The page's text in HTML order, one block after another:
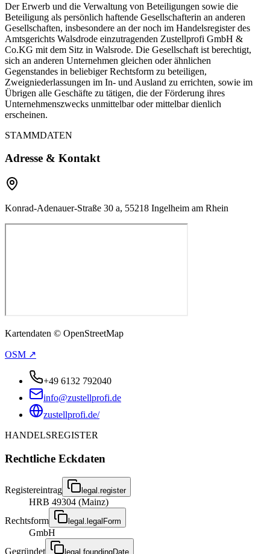
Der Erwerb und die Verwaltung von Beteiligungen sowie die
Beteiligung als persönlich haftende Gesellschafterin an anderen
Gesellschaften, insbesondere an der noch im Handelsregister des
Amtsgerichts Walsdrode einzutragenden Zustellprofi GmbH &
Co.KG mit dem Sitz in Walsrode. Die Gesellschaft ist berechtigt,
sich an anderen Unternehmen gleichen oder ähnlichen
Gegenstandes in beliebiger Rechtsform zu beteiligen,
Zweigniederlassungen im In- und Ausland zu errichten, sowie im
Übrigen alle Geschäfte zu tätigen, die der Förderung ihres
Unternehmenszwecks unmittelbar oder mittelbar dienlich
erscheinen.
STAMMDATEN
Adresse & Kontakt
Konrad-Adenauer-Straße 30 a, 55218 Ingelheim am Rhein
Kartendaten © OpenStreetMap
OSM ↗
+49 6132 792040
info@zustellprofi.de
zustellprofi.de/
HANDELSREGISTER
Rechtliche Eckdaten
Registereintrag legal.register
HRB 49304 (Mainz)
Rechtsform
legal.legalForm
GmbH
Gegründet
legal.foundingDate